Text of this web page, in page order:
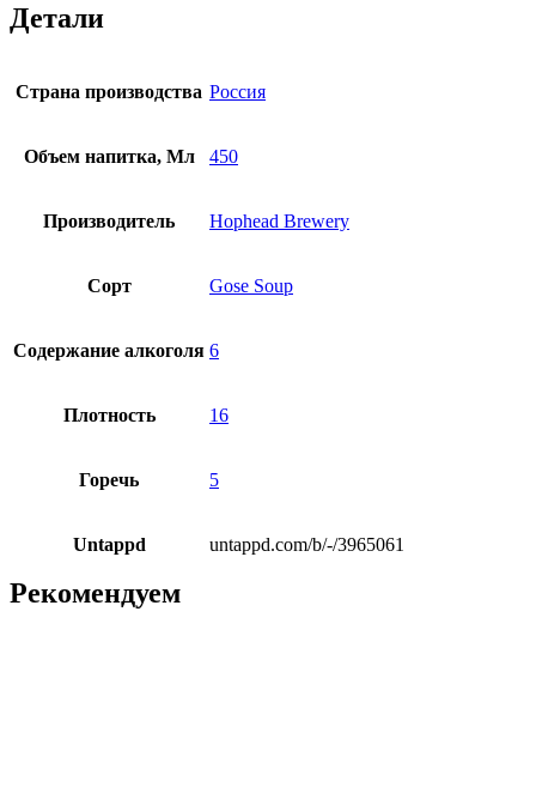
Детали
Страна производства Россия
Объем напитка, Мл 450
Производитель Hophead Brewery
Сорт Gose Soup
Содержание алкоголя 6
Плотность 16
Горечь 5
Untappd untappd.com/b/-/3965061
Рекомендуем